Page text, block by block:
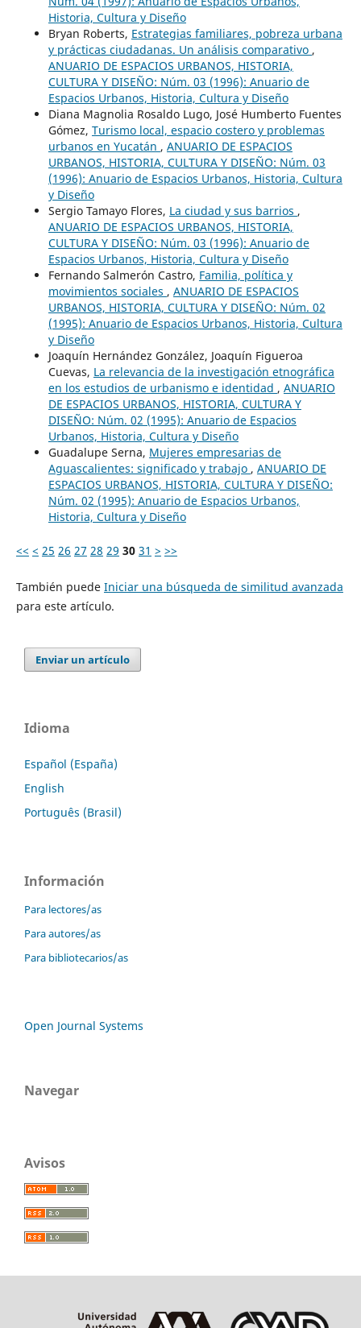
Historia, Cultura y Diseño
Bryan Roberts, Estrategias familiares, pobreza urbana
y prácticas ciudadanas. Un análisis comparativo ,
ANUARIO DE ESPACIOS URBANOS, HISTORIA,
CULTURA Y DISEÑO: Núm. 03 (1996): Anuario de
Espacios Urbanos, Historia, Cultura y Diseño
Diana Magnolia Rosaldo Lugo, José Humberto Fuentes
Gómez, Turismo local, espacio costero y problemas
urbanos en Yucatán , ANUARIO DE ESPACIOS
URBANOS, HISTORIA, CULTURA Y DISEÑO: Núm. 03
(1996): Anuario de Espacios Urbanos, Historia, Cultura
y Diseño
Sergio Tamayo Flores, La ciudad y sus barrios ,
ANUARIO DE ESPACIOS URBANOS, HISTORIA,
CULTURA Y DISEÑO: Núm. 03 (1996): Anuario de
Espacios Urbanos, Historia, Cultura y Diseño
Fernando Salmerón Castro, Familia, política y
movimientos sociales , ANUARIO DE ESPACIOS
URBANOS, HISTORIA, CULTURA Y DISEÑO: Núm. 02
(1995): Anuario de Espacios Urbanos, Historia, Cultura
y Diseño
Joaquín Hernández González, Joaquín Figueroa
Cuevas, La relevancia de la investigación etnográfica
en los estudios de urbanismo e identidad , ANUARIO
DE ESPACIOS URBANOS, HISTORIA, CULTURA Y
DISEÑO: Núm. 02 (1995): Anuario de Espacios
Urbanos, Historia, Cultura y Diseño
Guadalupe Serna, Mujeres empresarias de
Aguascalientes: significado y trabajo , ANUARIO DE
ESPACIOS URBANOS, HISTORIA, CULTURA Y DISEÑO:
Núm. 02 (1995): Anuario de Espacios Urbanos,
Historia, Cultura y Diseño
<< < 25 26 27 28 29 30 31 > >>
También puede Iniciar una búsqueda de similitud avanzada
para este artículo.
Enviar un artículo
Idioma
Español (España)
English
Português (Brasil)
Información
Para lectores/as
Para autores/as
Para bibliotecarios/as
Open Journal Systems
Navegar
Avisos